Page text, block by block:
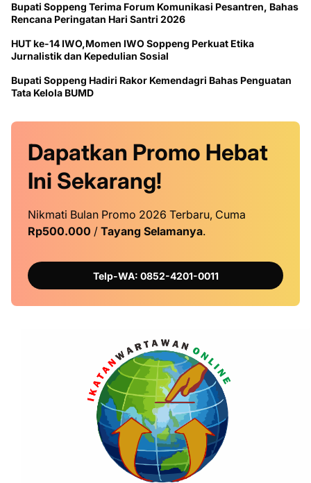
Bupati Soppeng Terima Forum Komunikasi Pesantren, Bahas
Rencana Peringatan Hari Santri 2026
HUT ke-14 IWO,Momen IWO Soppeng Perkuat Etika
Jurnalistik dan Kepedulian Sosial
Bupati Soppeng Hadiri Rakor Kemendagri Bahas Penguatan
Tata Kelola BUMD
Dapatkan Promo Hebat
Ini Sekarang!
Nikmati Bulan Promo 2026 Terbaru, Cuma
Rp500.000 / Tayang Selamanya.
Telp-WA: 0852-4201-0011